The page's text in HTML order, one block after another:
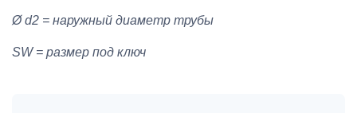
Ø d2 = наружный диаметр трубы
SW = размер под ключ